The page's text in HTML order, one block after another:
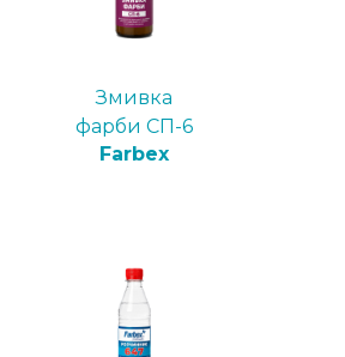
Змивка
фарби СП-6
Farbex